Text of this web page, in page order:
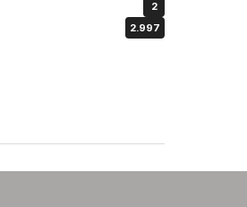
2
2.997